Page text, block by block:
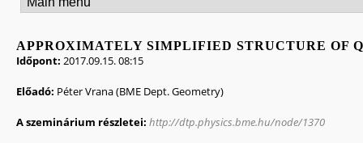
APPROXIMATELY SIMPLIFIED STRUCTURE OF
Időpont: 2017.09.15. 08:15
Előadó: Péter Vrana (BME Dept. Geometry)
A szeminárium részletei: http://dtp.physics.bme.hu/node/1370